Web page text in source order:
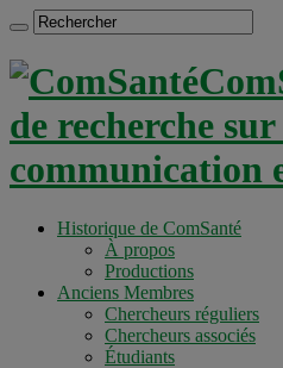
de recherche
communication
Historique de ComSanté
À propos
Productions
Anciens Membres
Chercheurs réguliers
Chercheurs associés
Étudiants